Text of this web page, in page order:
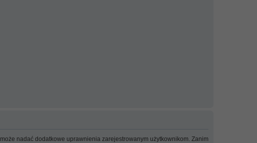
nadać dodatkowe uprawnienia zarejestrowanym użytkownikom. Zanim